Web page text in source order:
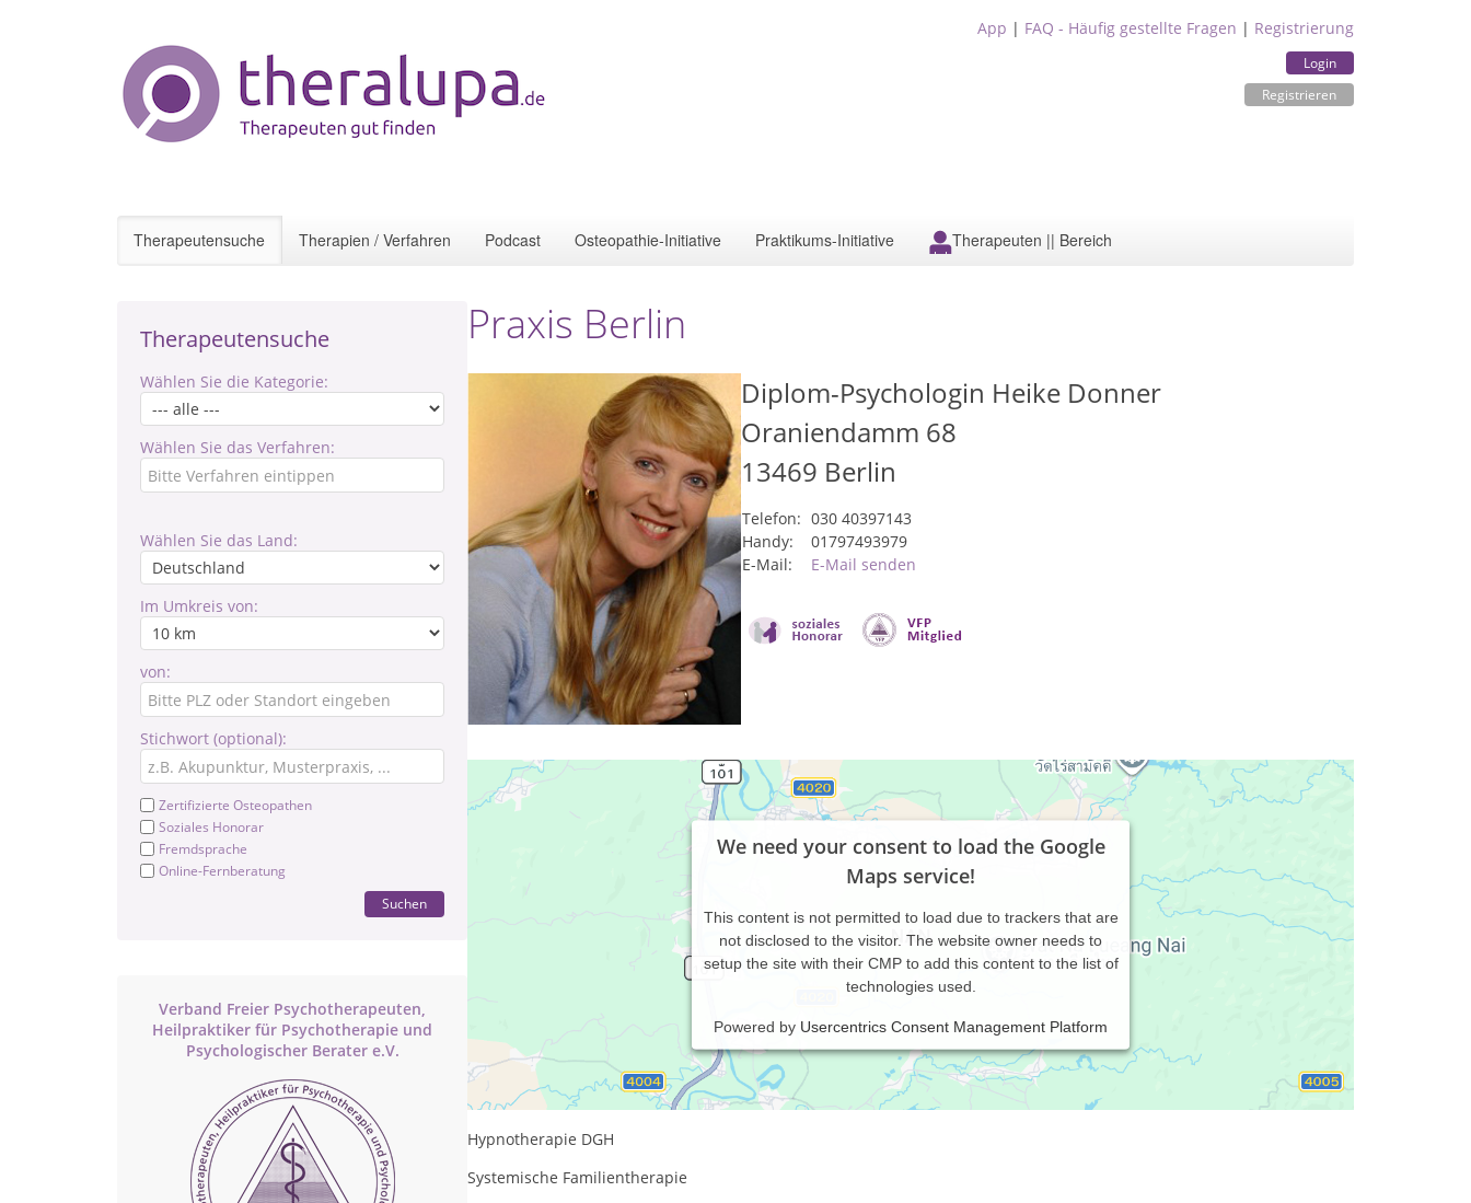
App | FAQ - Häufig gestellte Fragen | Registrierung
Login
Registrieren
Therapeutensuche Therapien / Verfahren Podcast Osteopathie-Initiative Praktikums-Initiative Therapeuten || Bereich
Therapeutensuche
Wählen Sie die Kategorie:
Wählen Sie das Verfahren:
Wählen Sie das Land:
Im Umkreis von:
von:
Stichwort (optional):
Zertifizierte Osteopathen
Soziales Honorar
Fremdsprache
Online-Fernberatung
Suchen
Verband Freier Psychotherapeuten,
Heilpraktiker für Psychotherapie und
Psychologischer Berater e.V.
Praxis Berlin
Diplom-Psychologin Heike Donner
Oraniendamm 68
13469 Berlin
Telefon: 030 40397143
Handy:
01797493979
E-Mail:
E-Mail senden
We need your consent to load the Google
Maps service!
This content is not permitted to load due to trackers that are
not disclosed to the visitor. The website owner needs to
setup the site with their CMP to add this content to the list of
technologies used.
Powered by Usercentrics Consent Management Platform
Psychotherapie
Psycho-Kinesiologie
Hypnotherapie DGH
Systemische Familientherapie